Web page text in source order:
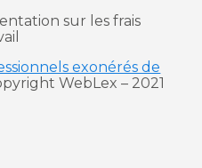
sur les frais
exonérés de
WebLex – 2021